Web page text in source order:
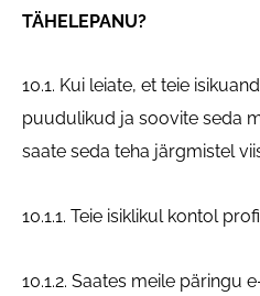
TÄHELEPANU?
10.1. Kui leiate, et teie
puudulikud ja soovite seda
saate seda teha järgmistel
10.1.1. Teie isiklikul kontol
10.1.2. Saates meile päringu